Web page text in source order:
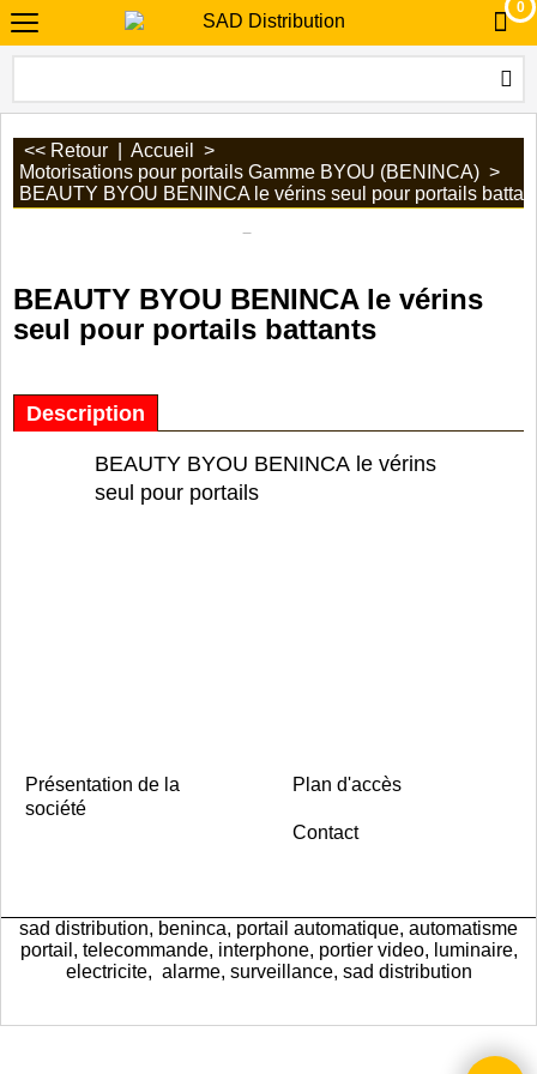
0
<< Retour Accueil
>
Motorisations pour portails Gamme BYOU (BENINCA) >
BEAUTY BYOU BENINCA le vérins seul pour portails
BEAUTY BYOU BENINCA le vérins
seul pour portails battants
Description
BEAUTY BYOU BENINCA le vérins
seul pour portails
Présentation de la
société
Plan d'accès
Contact
sad distribution, beninca, portail automatique, automatisme
portail, telecommande, interphone, portier video, luminaire,
electricite, alarme, surveillance, sad distribution